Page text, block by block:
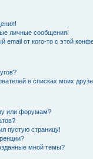
личные сообщения!
email от кого-то с этой
в списках моих
или форумам?
пустую страницу!
мной темы?